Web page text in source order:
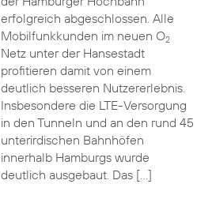
erfolgreich abgeschlossen. Alle
Mobilfunkkunden im neuen O2
Netz unter der Hansestadt
profitieren damit von einem
deutlich besseren Nutzererlebnis.
Insbesondere die LTE-Versorgung
in den Tunneln und an den rund 45
unterirdischen Bahnhöfen
innerhalb Hamburgs wurde
deutlich ausgebaut. Das […]